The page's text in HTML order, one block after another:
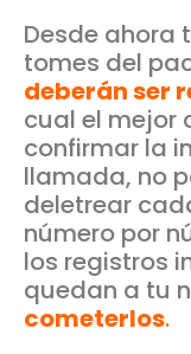
Desde ahora
tomes del
deberán ser
cual el mejor
confirmar la
llamada, no
deletrear
número por
los registros
quedan a tu
cometerlos.